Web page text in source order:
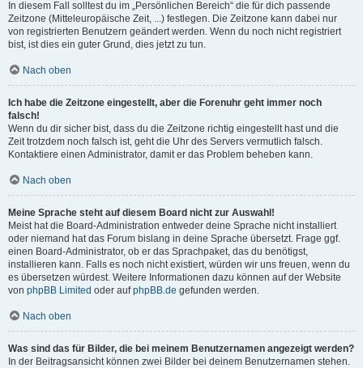
In diesem Fall solltest du im „Persönlichen Bereich“ die für dich passende
Zeitzone (Mitteleuropäische Zeit, ...) festlegen. Die Zeitzone kann dabei nur
von registrierten Benutzern geändert werden. Wenn du noch nicht registriert
bist, ist dies ein guter Grund, dies jetzt zu tun.
Nach oben
Ich habe die Zeitzone eingestellt, aber die Forenuhr geht immer noch
falsch!
Wenn du dir sicher bist, dass du die Zeitzone richtig eingestellt hast und die
Zeit trotzdem noch falsch ist, geht die Uhr des Servers vermutlich falsch.
Kontaktiere einen Administrator, damit er das Problem beheben kann.
Nach oben
Meine Sprache steht auf diesem Board nicht zur Auswahl!
Meist hat die Board-Administration entweder deine Sprache nicht installiert
oder niemand hat das Forum bislang in deine Sprache übersetzt. Frage ggf.
einen Board-Administrator, ob er das Sprachpaket, das du benötigst,
installieren kann. Falls es noch nicht existiert, würden wir uns freuen, wenn du
es übersetzen würdest. Weitere Informationen dazu können auf der Website
von phpBB Limited oder aufphpBB.de gefunden werden.
Nach oben
Was sind das für Bilder, die bei meinem Benutzernamen angezeigt werden?
In der Beitragsansicht können zwei Bilder bei deinem Benutzernamen stehen.